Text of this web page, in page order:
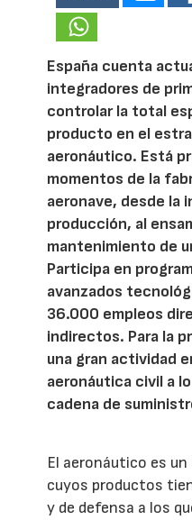
España cuenta
integradores de
controlar la total
producto en el
aeronáutico. Está
momentos de la
aeronave, desde la
producción, al
mantenimiento de
Participa en
avanzados
36.000 empleos
indirectos. Para la
una gran actividad
aeronáutica civil a
cadena de
El aeronáutico es
cuyos productos
y de defensa a los